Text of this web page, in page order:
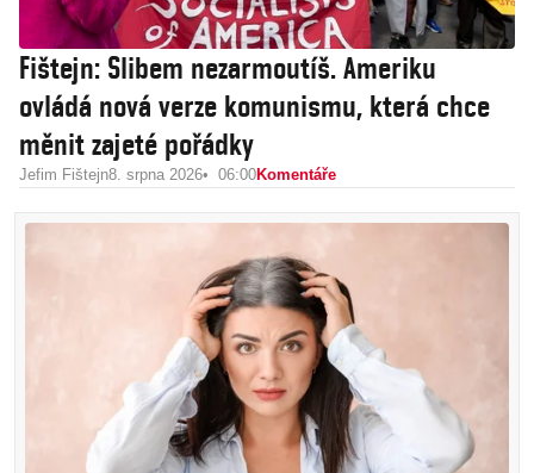
Fištejn: Slibem nezarmoutíš. Ameriku
ovládá nová verze komunismu, která chce
měnit zajeté pořádky
Jefim Fištejn8. srpna 2026 06:00Komentáře